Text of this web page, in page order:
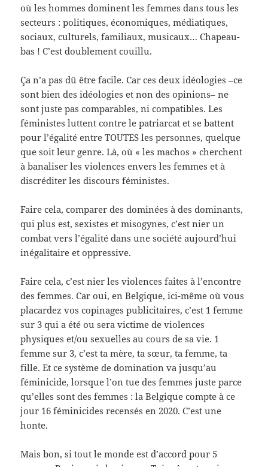
où les hommes dominent les femmes dans tous les
secteurs : politiques, économiques, médiatiques,
sociaux, culturels, familiaux, musicaux… Chapeau-
bas ! C’est doublement couillu.
Ça n’a pas dû être facile. Car ces deux idéologies –ce
sont bien des idéologies et non des opinions– ne
sont juste pas comparables, ni compatibles. Les
féministes luttent contre le patriarcat et se battent
pour l’égalité entre TOUTES les personnes, quelque
que soit leur genre. Là, où « les machos » cherchent
à banaliser les violences envers les femmes et à
discréditer les discours féministes.
Faire cela, comparer des dominées à des dominants,
qui plus est, sexistes et misogynes, c’est nier un
combat vers l’égalité dans une société aujourd’hui
inégalitaire et oppressive.
Faire cela, c’est nier les violences faites à l’encontre
des femmes. Car oui, en Belgique, ici-même où vous
placardez vos copinages publicitaires, c’est 1 femme
sur 3 qui a été ou sera victime de violences
physiques et/ou sexuelles au cours de sa vie. 1
femme sur 3, c’est ta mère, ta sœur, ta femme, ta
fille. Et ce système de domination va jusqu’au
féminicide, lorsque l’on tue des femmes juste parce
qu’elles sont des femmes : la Belgique compte à ce
jour 16 féminicides recensés en 2020. C’est une
honte.
Mais bon, si tout le monde est d’accord pour 5